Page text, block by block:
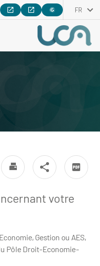
FR
votre
Gestion ou AES,
Pôle Droit-Economie-